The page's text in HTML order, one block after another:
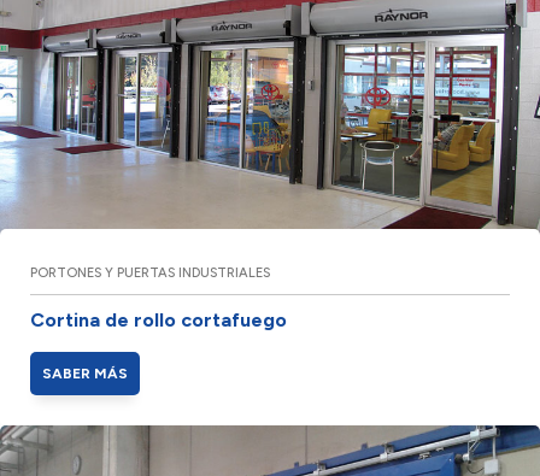
PORTONES Y PUERTAS INDUSTRIALES
Cortina de rollo cortafuego
SABER MÁS